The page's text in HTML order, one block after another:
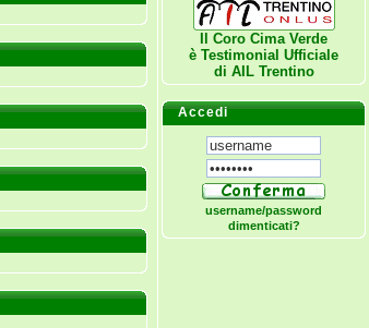
Il Coro Cima Verde
è Testimonial Ufficiale
di AIL Trentino
Accedi
username/password
dimenticati?